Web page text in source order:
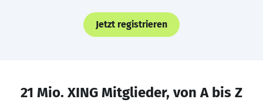
Jetzt registrieren
21 Mio. XING Mitglieder, von A bis Z